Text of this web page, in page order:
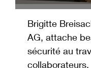
Brigitte
AG, attache
sécurité au
collaborateurs.